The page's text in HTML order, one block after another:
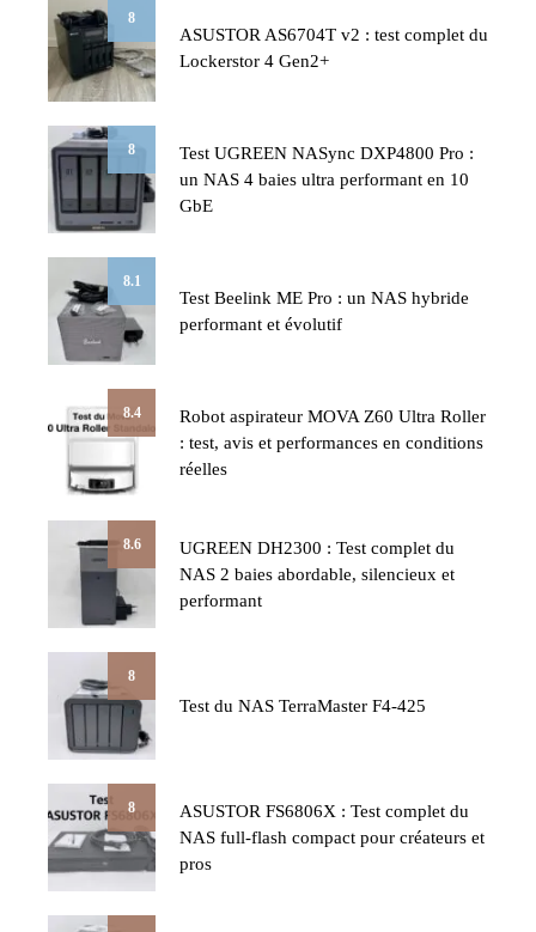
8
ASUSTOR AS6704T v2 : test complet du
Lockerstor 4 Gen2+
8
Test UGREEN NASync DXP4800 Pro :
un NAS 4 baies ultra performant en 10
GbE
8.1
Test Beelink ME Pro : un NAS hybride
performant et évolutif
8.4
Robot aspirateur MOVA Z60 Ultra Roller
: test, avis et performances en conditions
réelles
8.6
UGREEN DH2300 : Test complet du
NAS 2 baies abordable, silencieux et
performant
8
Test du NAS TerraMaster F4-425
8
ASUSTOR FS6806X : Test complet du
NAS full-flash compact pour créateurs et
pros